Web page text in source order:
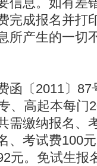
完成报名并打
所产生的一切
函〔2011〕
、高起本每门
需缴纳报名、
、考试费100
元。免试生报